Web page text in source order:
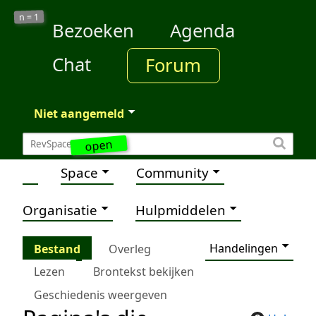
open
n = 1
Bezoeken
Agenda
Chat
Forum
Niet aangemeld
Space Community
Organisatie Hulpmiddelen
Bestand Overleg
Handelingen
Lezen
Brontekst bekijken
Geschiedenis weergeven